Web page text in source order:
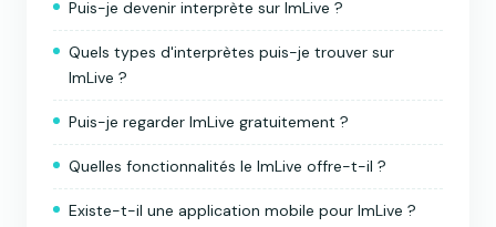
Puis-je devenir interprète sur ImLive ?
Quels types d'interprètes puis-je trouver sur
ImLive ?
Puis-je regarder ImLive gratuitement ?
Quelles fonctionnalités le ImLive offre-t-il ?
Existe-t-il une application mobile pour ImLive ?